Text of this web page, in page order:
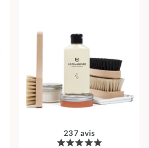
237 avis